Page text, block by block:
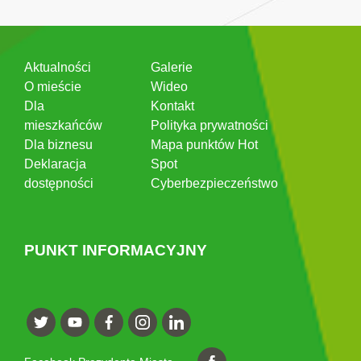
Aktualności
O mieście
Dla
mieszkańców
Dla biznesu
Deklaracja
dostępności
Galerie
Wideo
Kontakt
Polityka prywatności
Mapa punktów Hot
Spot
Cyberbezpieczeństwo
PUNKT INFORMACYJNY